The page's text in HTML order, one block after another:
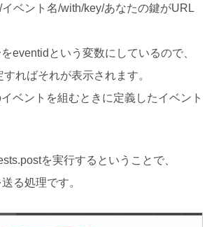
ベント名/with/key/あなたの鍵がURL
eventidという変数にしているので、
ればそれが表示されます。
ベントを組むときに定義したイベント
を実行するということで、
る処理です。